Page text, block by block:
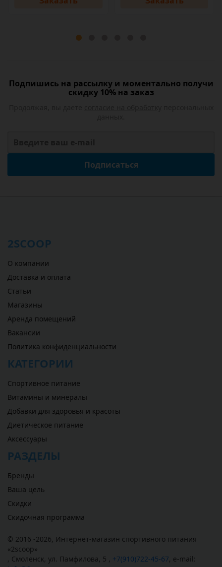
Подпишись на рассылку и моментально получи
скидку 10% на заказ
Подписаться
2SCOOP
О компании
Доставка и оплата
Статьи
Магазины
Аренда помещений
Вакансии
Политика конфиденциальности
КАТЕГОРИИ
Спортивное питание
Витамины и минералы
Добавки для здоровья и красоты
Диетическое питание
Аксессуары
РАЗДЕЛЫ
Бренды
Ваша цель
Скидки
Скидочная программа
© 2016 -2026, Интернет-магазин спортивного питания
«2scoop»
, Смоленск, ул. Памфилова, 5 , +7(910)722-45-67, e-mail: